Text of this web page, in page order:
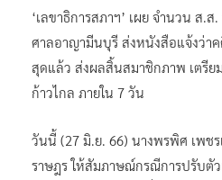
‘เลขาธิการสภาฯ’ เผย จำนวน ส.
ศาลอาญามีนบุรี ส่งหนังสือแจ้งว่า
สุดแล้ว ส่งผลสิ้นสมาชิกภาพ เตรี
ก้าวไกล ภายใน 7 วัน
วันนี้ (27 มิ.ย. 66) นางพรพิศ เพช
ราษฎร ให้สัมภาษณ์กรณีการปรับตั